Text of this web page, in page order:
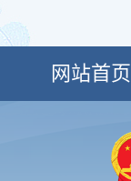
网站首页